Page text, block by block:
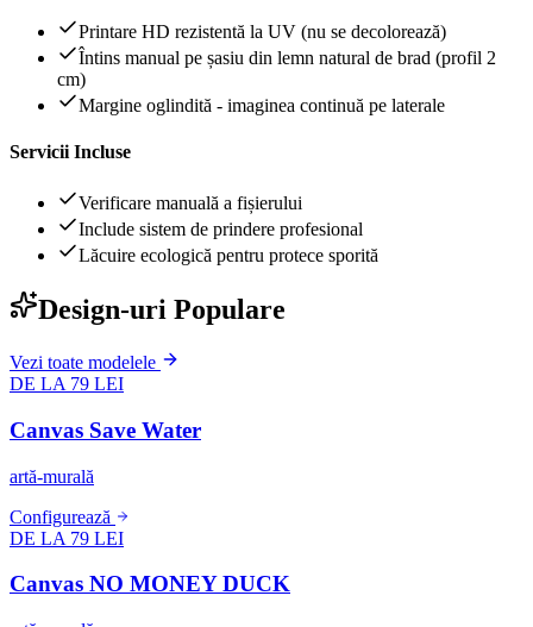
Printare HD rezistentă la UV (nu se decolorează)
Întins manual pe șasiu din lemn natural de brad (profil 2
cm)
Margine oglindită - imaginea continuă pe laterale
Servicii Incluse
Verificare manuală a fișierului
Include sistem de prindere profesional
Lăcuire ecologică pentru protece sporită
Design-uri Populare
Vezi toate modelele
DE LA 79 LEI
Canvas Save Water
artă-murală
Configurează
DE LA 79 LEI
Canvas NO MONEY DUCK